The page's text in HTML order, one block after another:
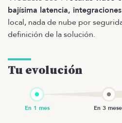
bajísima latencia,
local, nada de nube por
definición de la solución.
Tu evolución